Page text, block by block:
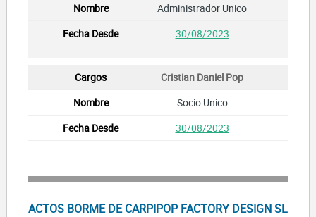
Administrador Unico
30/08/2023
Cristian Daniel Pop
Socio Unico
30/08/2023
ACTOS BORME DE CARPIPOP FACTORY DESIGN SL